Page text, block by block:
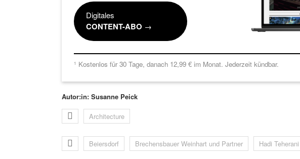
Digitales
CONTENT-ABO →
1 Kostenlos für 30 Tage, danach 12,99 € im Monat. Jederzeit kündbar.
Autor:in: Susanne Peick
Architecture
Beiersdorf Brechensbauer Weinhart und Partner Hadi Teherani